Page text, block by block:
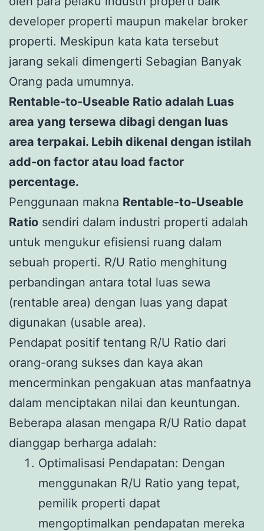
developer properti maupun makelar broker
properti. Meskipun kata kata tersebut
jarang sekali dimengerti Sebagian Banyak
Orang pada umumnya.
Rentable-to-Useable Ratio adalah Luas
area yang tersewa dibagi dengan luas
area terpakai. Lebih dikenal dengan istilah
add-on factor atau load factor
percentage.
Penggunaan makna Rentable-to-Useable
Ratio sendiri dalam industri properti adalah
untuk mengukur efisiensi ruang dalam
sebuah properti. R/U Ratio menghitung
perbandingan antara total luas sewa
(rentable area) dengan luas yang dapat
digunakan (usable area).
Pendapat positif tentang R/U Ratio dari
orang-orang sukses dan kaya akan
mencerminkan pengakuan atas manfaatnya
dalam menciptakan nilai dan keuntungan.
Beberapa alasan mengapa R/U Ratio dapat
dianggap berharga adalah:
Optimalisasi Pendapatan: Dengan
menggunakan R/U Ratio yang tepat,
pemilik properti dapat
mengoptimalkan pendapatan mereka